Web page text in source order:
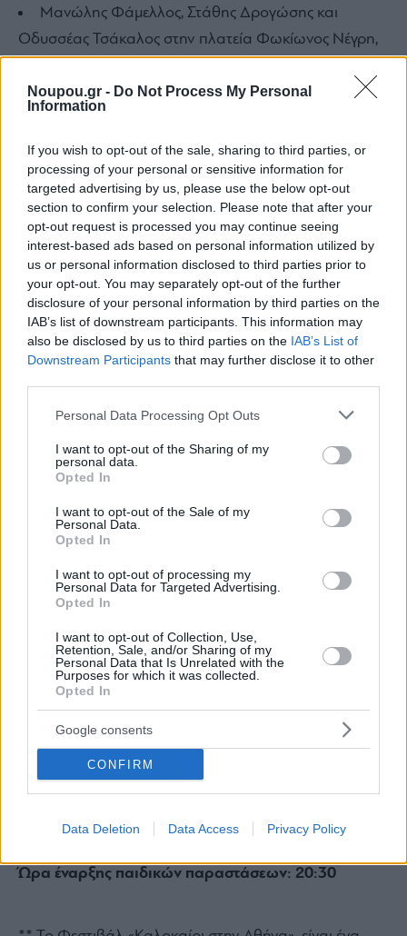
Noupou.gr - Do Not Process My Personal
Information
If you wish to opt-out of the sale, sharing to third parties, or
processing of your personal or sensitive information for
targeted advertising by us, please use the below opt-out
section to confirm your selection. Please note that after your
opt-out request is processed you may continue seeing
interest-based ads based on personal information utilized by
us or personal information disclosed to third parties prior to
your opt-out. You may separately opt-out of the further
disclosure of your personal information by third parties on the
IAB’s list of downstream participants. This information may
also be disclosed by us to third parties on the IAB’s List of
Downstream Participants that may further disclose it to other
Please note that this website/app uses one or more Google
not limited to your visit or usage behaviour. You may click to
grant or deny consent to Google and its third-party tags to
use your data for below specified purposes in below Google
consent section.
Personal Data Processing Opt Outs
I want to opt-out of the Sharing of my
personal data.
Opted In
I want to opt-out of the Sale of my
Personal Data.
Opted In
I want to opt-out of processing my
Personal Data for Targeted Advertising.
Opted In
I want to opt-out of Collection, Use,
Retention, Sale, and/or Sharing of my
Personal Data that Is Unrelated with the
Purposes for which it was collected.
Opted In
Google consents
CONFIRM
Data Deletion Data Access Privacy Policy
Μανώλης Φάμελλος, Στάθης Δρογώσης και
Οδυσσέας Τσάκαλος στην πλατεία Φωκίωνος Νέγρη,
Κατερίνα Τσιρίδου, Αφεντούλα Ραζέλη και Βασίλης
Πέννυ Μπαλτατζή: “Χορεύουμε με την ψυχή μας”
στην πλατεία Δεξαμενής, 3/7
Χρήστος Θηβαίος στην πλατεία Φωκίωνος Νέγρη,
4/7
Sokratis Sinopoulos – Vasilis Kostas DUO στην
πλατεία Αγίων Ασωμάτων στο Θησείο, 7/7
Χαΐνηδες στο λόφο Λαμπράκη, 9/7
Συμφωνική Ορχήστρα Δήμου Αθηναίων υπό τη
μουσική διεύθυνση του Βύρωνα Φιδετζή στο Αίθριο
Ελένη Τσαλιγοπούλου – Live Καλοκαίρι 2024 στο
Έλλη Πασπαλά: “Καλοκαιρινά βράδια έρχονται”
Ρίτα Αντωνοπούλου και Ρεβάνς σ΄ ένα αφιέρωμα
Αναστασία Μουτσάτσου, Γιώργος
Τοσικιάν, Σταύρος Νιφοράτος και Στέλιος
Κατσατσίδης σ΄ ένα αφιέρωμα στον Νότη Μαυρουδή,
θέατρο Κολωνού, 19/7
Ώρα έναρξης παιδικών παραστάσεων: 20:30